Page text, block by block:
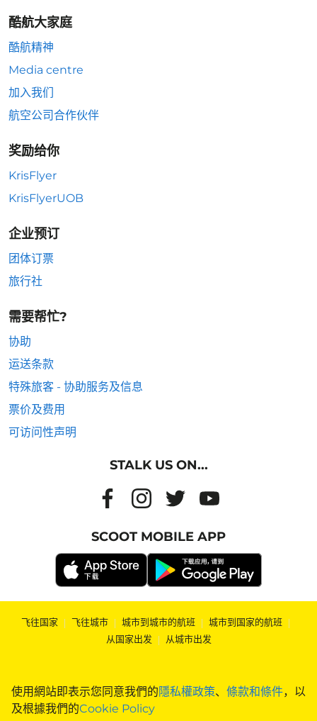
使用網站即表示您同意我們的隱私權政策、 條款和條件，以
及根據我們的Cookie Policy
酷航大家庭
酷航精神
Media centre
加入我们
航空公司合作伙伴
奖励给你
KrisFlyer
KrisFlyerUOB
企业预订
团体订票
旅行社
需要帮忙?
协助
运送条款
特殊旅客 - 协助服务及信息
票价及费用
可访问性声明
STALK US ON...
SCOOT MOBILE APP
飞往国家 | 飞往城市 | 城市到城市的航班 | 城市到国家的航班 |
从国家出发 | 从城市出发